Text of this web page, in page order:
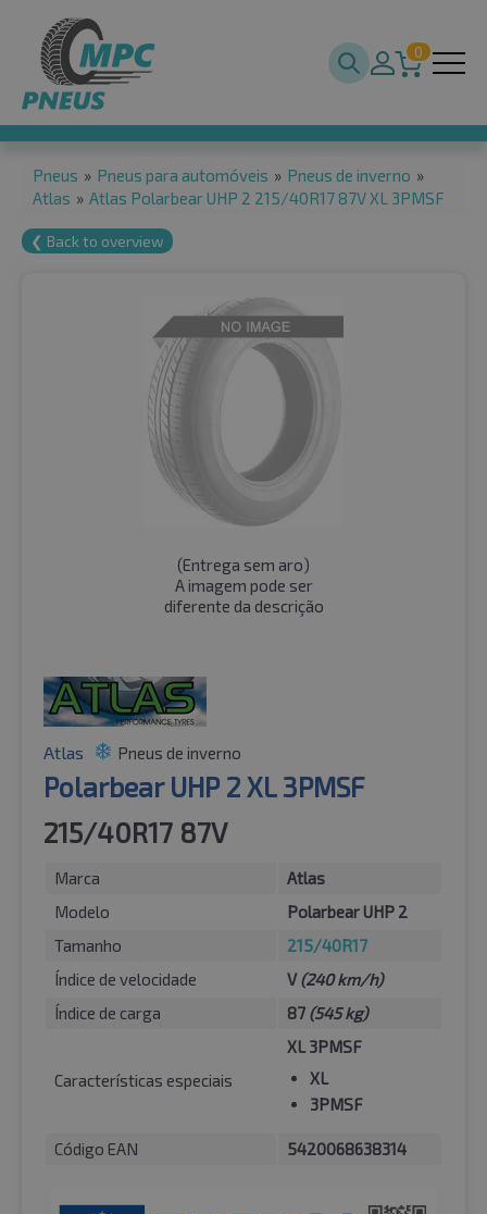
0
Pneus » Pneus para automóveis » Pneus de inverno »
Atlas » Atlas Polarbear UHP 2 215/40R17 87V XL 3PMSF
❮ Back to overview
(Entrega sem aro)
A imagem pode ser
diferente da descrição
Atlas Pneus de inverno
Polarbear UHP 2 XL 3PMSF
215/40R17 87V
Marca
Atlas
Modelo
Polarbear UHP 2
Tamanho
215/40R17
Índice de velocidade
V(240 km/h)
Índice de carga
87 (545 kg)
Características especiais
XL 3PMSF
XL
3PMSF
Código EAN 5420068638314